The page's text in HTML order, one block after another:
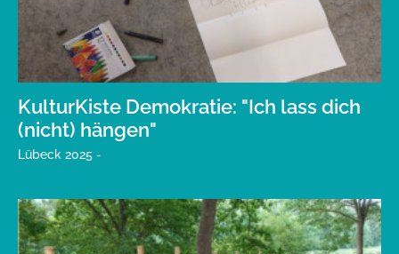
KulturKiste Demokratie: "Ich lass dich
(nicht) hängen"
Lübeck 2025 -